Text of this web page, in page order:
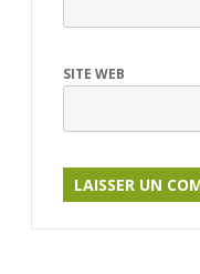
SITE WEB